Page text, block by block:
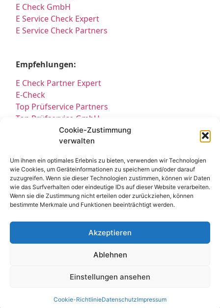
Cookie-Zustimmung
verwalten
Um ihnen ein optimales Erlebnis zu bieten, verwenden wir Technologien
wie Cookies, um Geräteinformationen zu speichern und/oder darauf
zuzugreifen. Wenn sie dieser Technologien zustimmen, können wir Daten
wie das Surfverhalten oder eindeutige IDs auf dieser Website verarbeiten.
Wenn sie die Zustimmung nicht erteilen oder zurückziehen, können
bestimmte Merkmale und Funktionen beeinträchtigt werden.
Akzeptieren
Ablehnen
Einstellungen ansehen
Cookie-RichtlinieDatenschutzImpressum
E Check GmbH
E Service Check Expert
E Service Check Partners
Empfehlungen:
E Check Partner Expert
E-Check
Top Prüfservice Partners
Top Prüfservice GmbH
Prüfung DGUV3 GmbH
Sicherheitsprüfungen Partners
Prüfung E-Check Expert
Prüfung elektrischer Anlagen
© All Rights Reserved 2025